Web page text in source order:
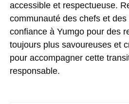
accessible et respectueuse.
communauté des chefs et
confiance à Yumgo pour des
toujours plus savoureuses et
pour accompagner cette
responsable.